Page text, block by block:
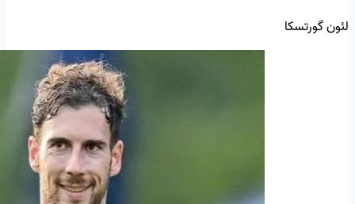
لئون گورتسکا